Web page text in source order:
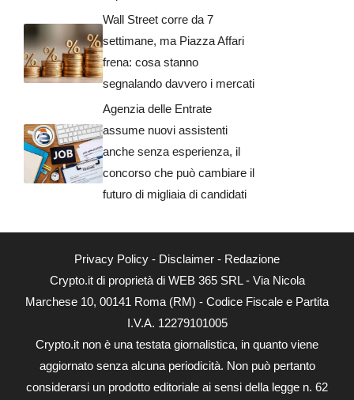
Wall Street corre da 7
settimane, ma Piazza Affari
frena: cosa stanno
segnalando davvero i mercati
Agenzia delle Entrate
assume nuovi assistenti
anche senza esperienza, il
concorso che può cambiare il
futuro di migliaia di candidati
Privacy Policy - Disclaimer - Redazione
Crypto.it di proprietà di WEB 365 SRL - Via Nicola
Marchese 10, 00141 Roma (RM) - Codice Fiscale e Partita
I.V.A. 12279101005
Crypto.it non è una testata giornalistica, in quanto viene
aggiornato senza alcuna periodicità. Non può pertanto
considerarsi un prodotto editoriale ai sensi della legge n. 62